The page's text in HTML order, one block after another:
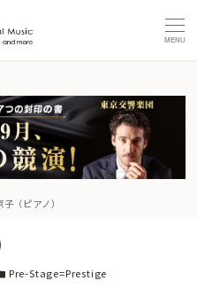
MENU
（ピアノ）
テゴリー
Pre-Stage=Prestige